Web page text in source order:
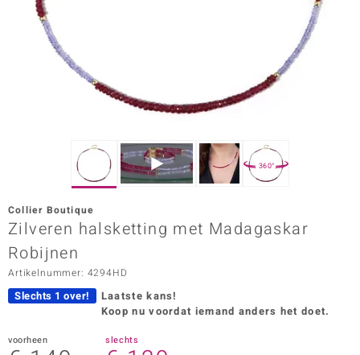
Vogue
360°
Collier Boutique
Zilveren halsketting met Madagaskar
Robijnen
Artikelnummer: 4294HD
Slechts 1 over!
Laatste kans!
Koop nu voordat iemand anders het doet.
voorheen slechts